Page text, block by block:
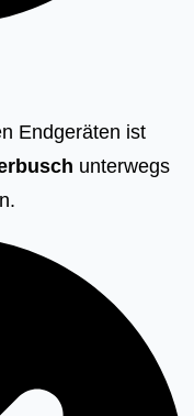
Endgeräten ist
unterwegs